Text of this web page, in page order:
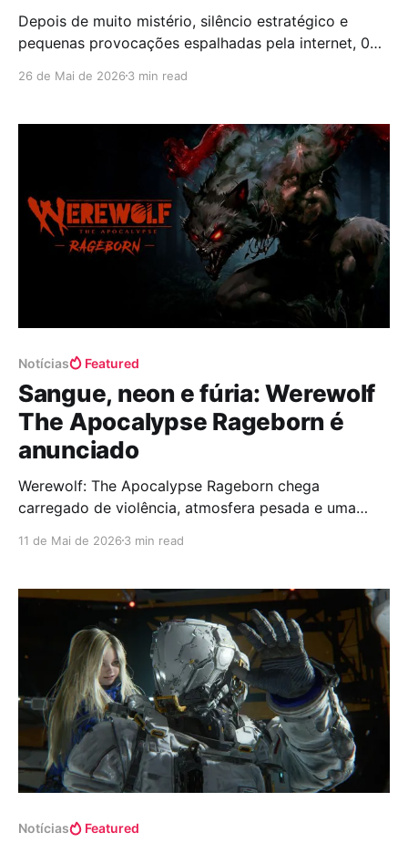
Depois de muito mistério, silêncio estratégico e
pequenas provocações espalhadas pela internet, 007
minutos de gameplay. E olha… já deu pra sentir que a
James Bond. Aqui não temos aquele agente
completamente pronto, elegante e
26 de Mai de 2026 3 min read
Notícias Featured
Sangue, neon e fúria: Werewolf
The Apocalypse Rageborn é
anunciado
Werewolf: The Apocalypse Rageborn chega
carregado de violência, atmosfera pesada e uma
estivesse tentando conter algo prestes a explodir.
proposta aqui não é delicada. O jogo mergulha de
cabeça naquele clima urbano decadente,
11 de Mai de 2026 3 min read
Notícias Featured